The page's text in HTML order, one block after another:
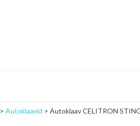
> Autoklaavid > Autoklaav CELITRON